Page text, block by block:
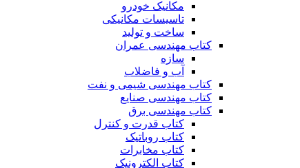
مکانیک خودرو
تاسیسات مکانیکی
ساخت و تولید
کتاب مهندسی عمران
سازه
آب و فاضلاب
کتاب مهندسی شیمی و نفت
کتاب مهندسی صنایع
کتاب مهندسی برق
کتاب قدرت و کنترل
کتاب روباتیک
کتاب مخابرات
کتاب الکترونیک